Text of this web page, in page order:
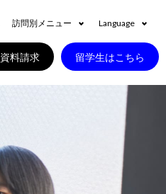
訪問別メニュー Language
資料請求 留学生はこちら